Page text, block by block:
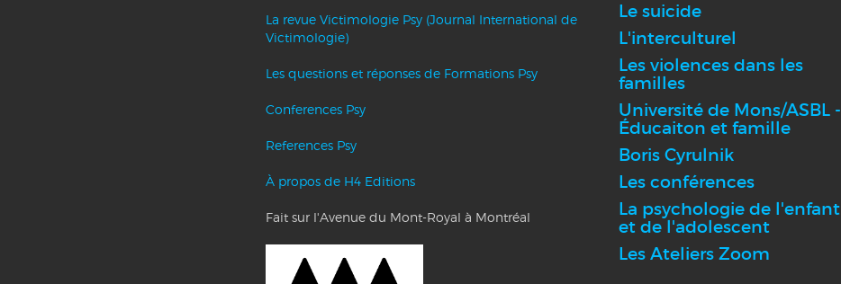
La revue Victimologie Psy (Journal International de
Victimologie)
Les questions et réponses de Formations Psy
Conferences Psy
References Psy
À propos de H4 Editions
Fait sur l'Avenue du Mont-Royal à Montréal
Le suicide
L'interculturel
Les violences dans les
familles
Université de Mons/ASBL -
Éducaiton et famille
Boris Cyrulnik
Les conférences
La psychologie de l'enfant
et de l'adolescent
Les Ateliers Zoom